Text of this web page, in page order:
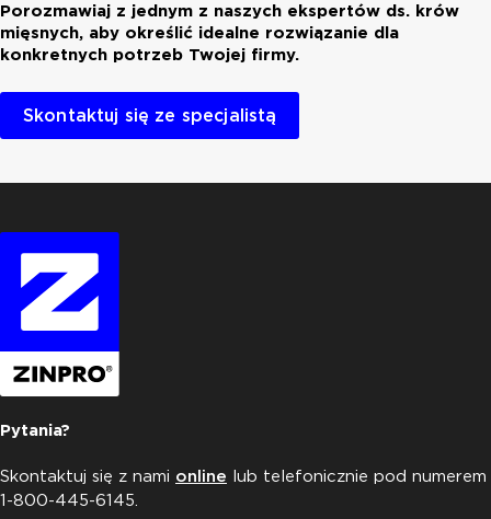
Porozmawiaj z jednym z naszych ekspertów ds. krów
mięsnych, aby określić idealne rozwiązanie dla
konkretnych potrzeb Twojej firmy.
Skontaktuj się ze specjalistą
Pytania?
Skontaktuj się z nami online lub telefonicznie pod numerem
1-800-445-6145.